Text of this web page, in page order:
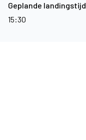
Geplande landingstijd
15:30